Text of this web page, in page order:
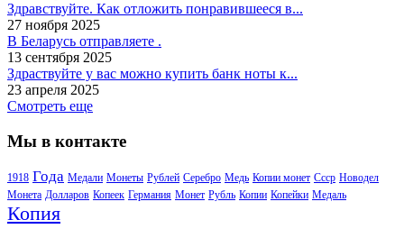
Здравствуйте. Как отложить понравившееся в...
27 ноября 2025
В Беларусь отправляете .
13 сентября 2025
Здраствуйте у вас можно купить банк ноты к...
23 апреля 2025
Смотреть еще
Мы в контакте
1918 Года Медали Монеты Рублей Серебро Медь Копии монет Ссср Новодел
Монета Долларов Копеек Германия Монет Рубль Копии Копейки Медаль
Копия